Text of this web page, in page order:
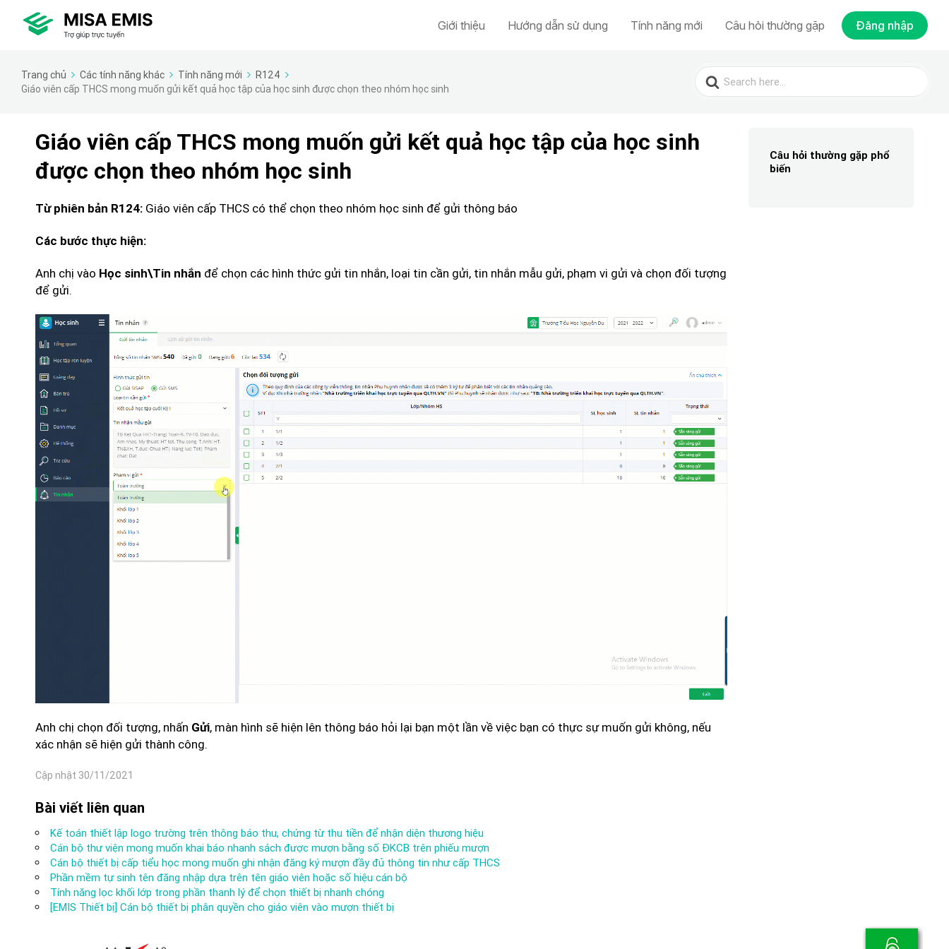
Giới thiệu Hướng dẫn sử dụng Tính năng mới Câu hỏi thường gặp Đăng nhập
Trang chủ Các tính năng khác Tính năng mới
R124
Giáo viên cấp THCS mong muốn gửi kết quả học tập của học sinh được chọn theo nhóm học sinh
Search
for:
Giáo viên cấp THCS mong muốn gửi kết quả học tập của học sinh
được chọn theo nhóm học sinh
Từ phiên bản R124: Giáo viên cấp THCS có thể chọn theo nhóm học sinh để gửi thông báo
Các bước thực hiện:
Anh chị vào Học sinh\Tin nhắn để chọn các hình thức gửi tin nhắn, loại tin cần gửi, tin nhắn mẫu gửi, phạm vi gửi và chọn đối tượng
để gửi.
Anh chị chọn đối tượng, nhấn Gửi, màn hình sẽ hiện lên thông báo hỏi lại bạn một lần về việc bạn có thực sự muốn gửi không, nếu
xác nhận sẽ hiện gửi thành công.
Cập nhật 30/11/2021
Bài viết liên quan
Kế toán thiết lập logo trường trên thông báo thu, chứng từ thu tiền để nhận diện thương hiệu
Cán bộ thư viện mong muốn khai báo nhanh sách được mượn bằng số ĐKCB trên phiếu mượn
Cán bộ thiết bị cấp tiểu học mong muốn ghi nhận đăng ký mượn đầy đủ thông tin như cấp THCS
Phần mềm tự sinh tên đăng nhập dựa trên tên giáo viên hoặc số hiệu cán bộ
Tính năng lọc khối lớp trong phần thanh lý để chọn thiết bị nhanh chóng
[EMIS Thiết bị] Cán bộ thiết bị phân quyền cho giáo viên vào mượn thiết bị
Câu hỏi thường gặp phổ
biến